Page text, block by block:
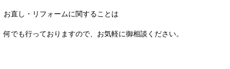
お直し・リフォームに関することは
何でも行っておりますので、お気軽に御相談ください。